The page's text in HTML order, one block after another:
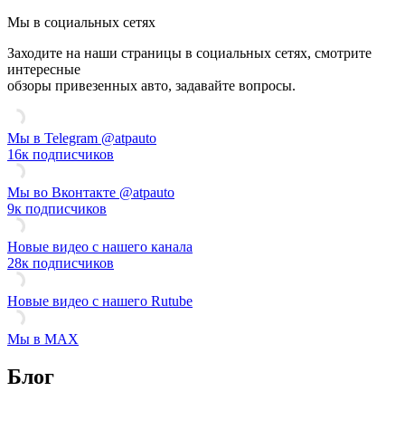
Мы в социальных сетях
Заходите на наши страницы в социальных сетях, смотрите
интересные
обзоры привезенных авто, задавайте вопросы.
Смотреть видео ATP Auto на Rutube
Мы в Telegram @atpauto
16к подписчиков
Мы во Вконтакте @atpauto
9к подписчиков
Новые видео с нашего канала
28к подписчиков
Новые видео с нашего Rutube
Мы в MAX
Блог